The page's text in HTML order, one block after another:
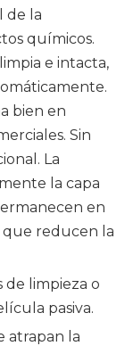
de la
químicos.
e intacta,
bien en
Sin
La
la capa
en
que reducen la
de limpieza o
pasiva.
atrapan la